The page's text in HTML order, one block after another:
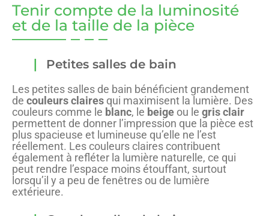
Tenir compte de la luminosité
et de la taille de la pièce
Petites salles de bain
Les petites salles de bain bénéficient grandement
de couleurs claires qui maximisent la lumière. Des
couleurs comme le blanc, le beige ou le gris clair
permettent de donner l’impression que la pièce est
plus spacieuse et lumineuse qu’elle ne l’est
réellement. Les couleurs claires contribuent
également à refléter la lumière naturelle, ce qui
peut rendre l’espace moins étouffant, surtout
lorsqu’il y a peu de fenêtres ou de lumière
extérieure.